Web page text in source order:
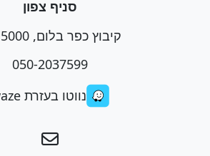
סניף צפון
קיבוץ כפר בלום, 1215000
050-2037599
נווטו בעזרת waze